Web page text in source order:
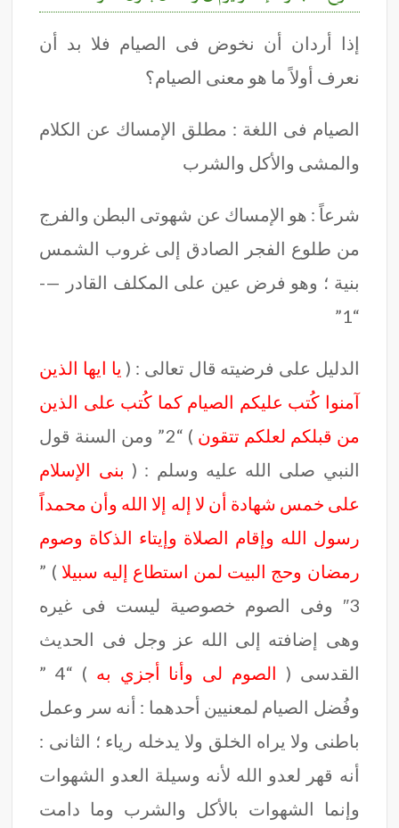
إذا أردان أن نخوض فى الصيام فلا بد أن
نعرف أولاً ما هو معنى الصيام؟
الصيام فى اللغة : مطلق الإمساك عن الكلام
والمشى والأكل والشرب
شرعاً : هو الإمساك عن شهوتى البطن والفرج
من طلوع الفجر الصادق إلى غروب الشمس
بنية ؛ وهو فرض عين على المكلف القادر —-
“1”
الدليل على فرضيته قال تعالى : ( يا ايها الذين
آمنوا كُتب عليكم الصيام كما كُتب على الذين
من قبلكم لعلكم تتقون
) “2” ومن السنة قول
النبي صلى الله عليه وسلم : ( بنى الإسلام
على خمس شهادة أن لا إله إلا الله وأن محمداً
رسول الله وإقام الصلاة وإيتاء الذكاة وصوم
رمضان وحج البيت لمن استطاع إليه سبيلا ) ”
3″ وفى الصوم خصوصية ليست فى غيره
وهى إضافته إلى الله عز وجل فى الحديث
القدسى ( الصوم لى وأنا أجزي به
) “4 ”
وفُضل الصيام لمعنيين أحدهما : أنه سر وعمل
باطنى ولا يراه الخلق ولا يدخله رياء ؛ الثانى :
أنه قهر لعدو الله لأنه وسيلة العدو الشهوات
وإنما الشهوات بالأكل والشرب وما دامت